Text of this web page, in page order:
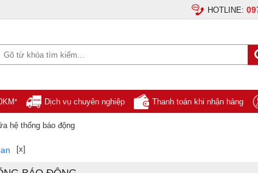
HOTLINE:
* Dịch vụ chuyên nghiệp Thanh toán khi nhận hàng
hệ thống báo động
[x]